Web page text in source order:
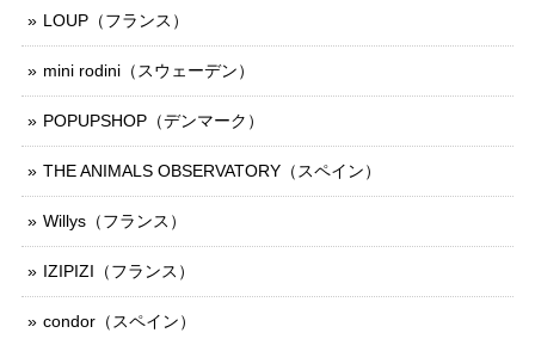
LOUP（フランス）
mini rodini（スウェーデン）
POPUPSHOP（デンマーク）
THE ANIMALS OBSERVATORY（スペイン）
Willys（フランス）
IZIPIZI（フランス）
condor（スペイン）